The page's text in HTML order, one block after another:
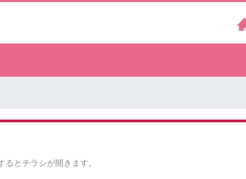
るとチラシが開きます。